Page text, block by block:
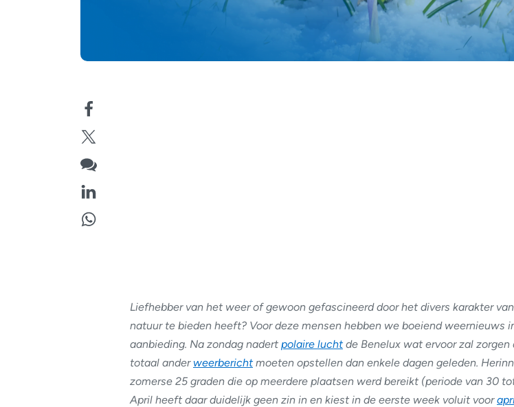
Liefhebber van het weer of gewoon gefascineerd door het divers karakter
natuur te bieden heeft? Voor deze mensen hebben we boeiend weernieuws
aanbieding. Na zondag nadert polaire luchtde Benelux wat ervoor zal zorgen
totaal ander weerberichtmoeten opstellen dan enkele dagen geleden.
zomerse 25 graden die op meerdere plaatsen werd bereikt (periode van 30
April heeft daar duidelijk geen zin in en kiest in de eerste week voluit voor